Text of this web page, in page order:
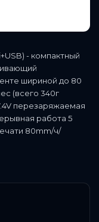
- компактный
шириной до 80
(всего 340г
перезаряжаемая
работа 5
80mm/ч/